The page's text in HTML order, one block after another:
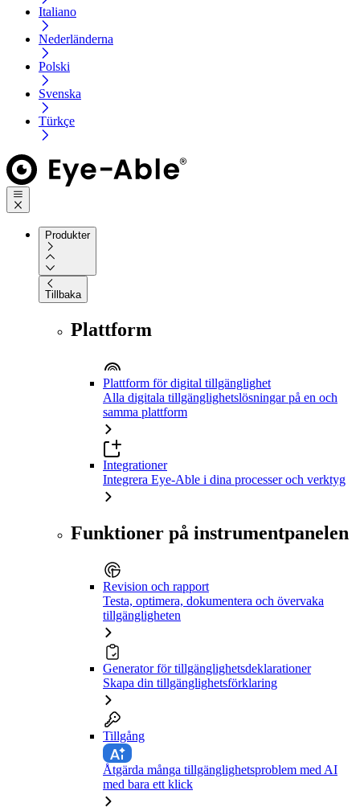
Italiano
Nederländerna
Polski
Svenska
Türkçe
Produkter
Tillbaka
Plattform
Plattform för digital tillgänglighet
Alla digitala tillgänglighetslösningar på en och
samma plattform
Integrationer
Integrera Eye-Able i dina processer och verktyg
Funktioner på instrumentpanelen
Revision och rapport
Testa, optimera, dokumentera och övervaka
tillgängligheten
Generator för tillgänglighetsdeklarationer
Skapa din tillgänglighetsförklaring
Tillgång
Åtgärda många tillgänglighetsproblem med AI
med bara ett klick